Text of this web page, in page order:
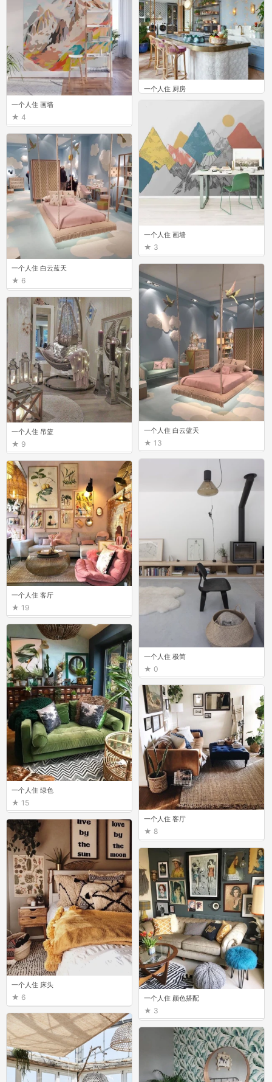
一个人住 画墙
3
一个人住 厨房
1
一个人住 画墙
4
一个人住 吊篮
9
一个人住 极简
0
一个人住 客厅
19
一个人住 床头
6 一个人住 颜色搭配
3
一个人住 绿色
15
一个人住 客厅
8
一个人住 白云蓝天
6
一个人住 白云蓝天
13